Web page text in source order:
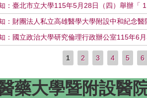
：臺北市立大學115年5月28日（四）舉辦「
：財團法人私立高雄醫學大學附設中和紀念
：國立政治大學研究倫理行政辦公室115年6
1 2 3 4 5 6
藥大學暨附設醫